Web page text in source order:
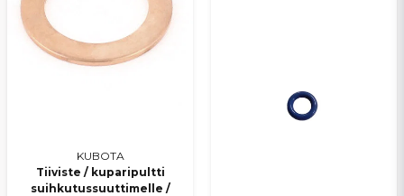
KUBOTA
Tiiviste / kuparipultti
suihkutussuuttimelle /